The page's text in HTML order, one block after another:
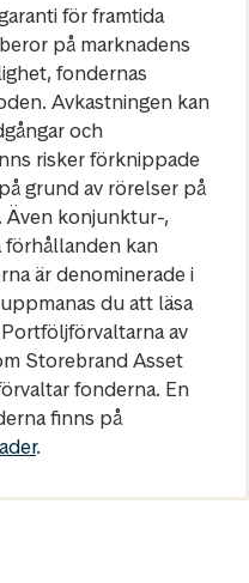
för framtida
på marknadens
fondernas
Avkastningen kan
och
risker förknippade
grund av rörelser på
Även konjunktur-,
förhållanden kan
är denominerade i
du att läsa
av
Storebrand Asset
fonderna. En
finns på
.